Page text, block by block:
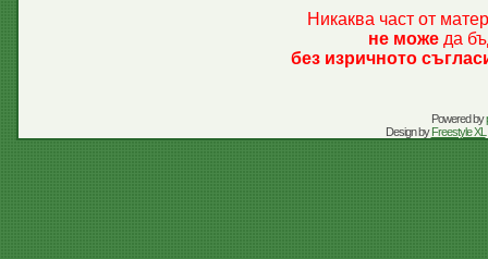
Никаква част от
не може да
без изричното
Powered by
Design byFreestyle XL